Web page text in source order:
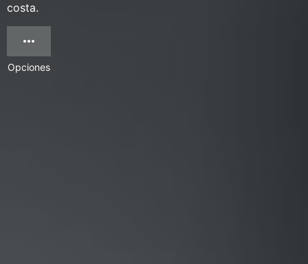
costa.
Opciones